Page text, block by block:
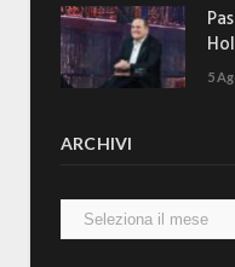
5
ARCHIVI
Archivi